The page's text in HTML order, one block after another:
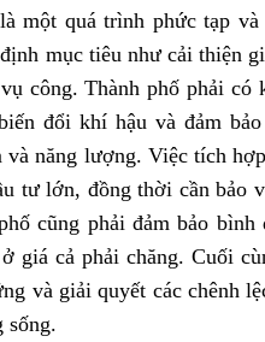
một quá trình phức tạp
mục tiêu như cải thiện
công. Thành phố phải có
đổi khí hậu và đảm
năng lượng. Việc tích
tư lớn, đồng thời cần bảo
cũng phải đảm bảo
giá cả phải chăng. Cuối
và giải quyết các chênh
sống.